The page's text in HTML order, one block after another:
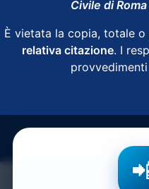
Civile di
È vietata la copia, totale
relativa citazione. I